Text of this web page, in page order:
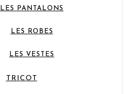
LES PANTALONS
LES ROBES
LES VESTES
TRICOT